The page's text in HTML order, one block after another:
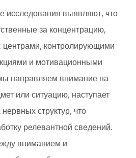
исследования выявляют, что
за концентрацию,
центрами, контролирующими
и мотивационными
направляем внимание на
или ситуацию, наступает
структур, что
релевантной сведений.
вниманием и